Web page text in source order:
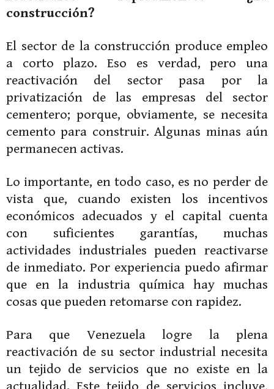
construcción?
El sector de la construcción produce empleo
a corto plazo. Eso es verdad, pero una
reactivación del sector pasa por la
privatización de las empresas del sector
cementero; porque, obviamente, se necesita
cemento para construir. Algunas minas aún
permanecen activas.
Lo importante, en todo caso, es no perder de
vista que, cuando existen los incentivos
económicos adecuados y el capital cuenta
con suficientes garantías, muchas
actividades industriales pueden reactivarse
de inmediato. Por experiencia puedo afirmar
que en la industria química hay muchas
cosas que pueden retomarse con rapidez.
Para que Venezuela logre la plena
reactivación de su sector industrial necesita
un tejido de servicios que no existe en la